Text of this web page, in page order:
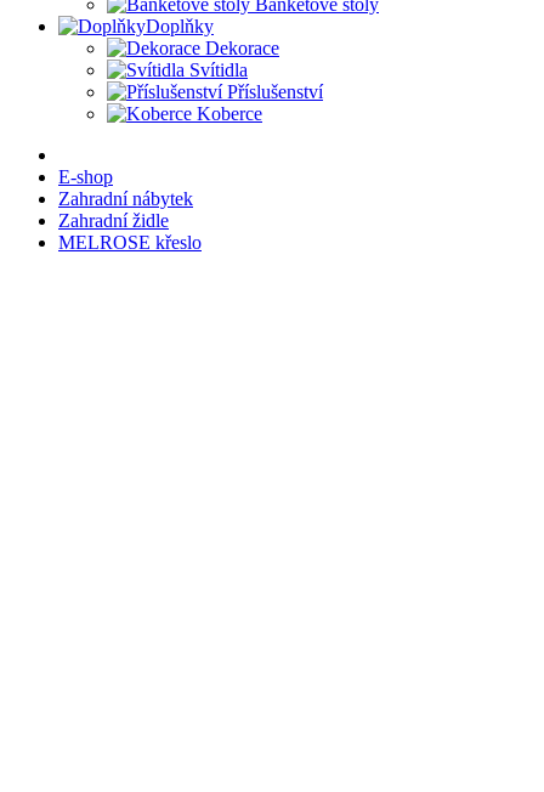
Banketové stoly
Doplňky
Dekorace
Svítidla
Příslušenství
Koberce
E-shop
Zahradní nábytek
Zahradní židle
MELROSE křeslo